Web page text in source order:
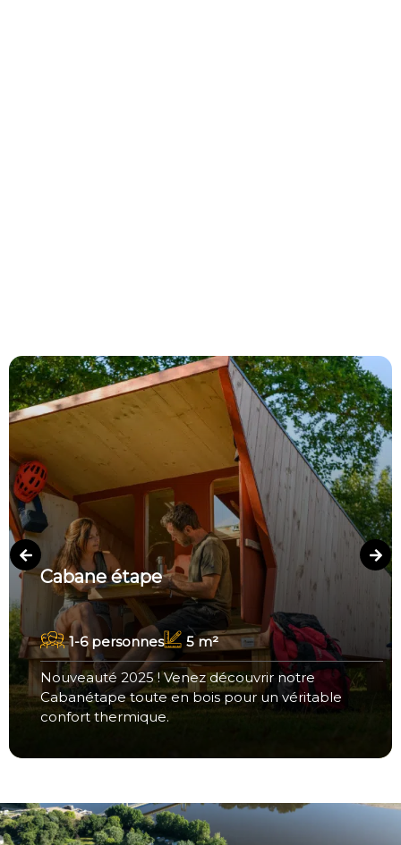
Cabane étape
1-6 personnes 5 m²
Nouveauté 2025 ! Venez découvrir notre
Cabanétape toute en bois pour un véritable
confort thermique.